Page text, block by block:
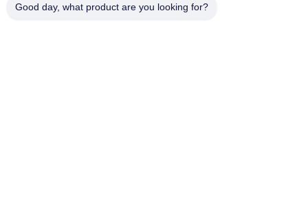
Good day, what product are you looking for?